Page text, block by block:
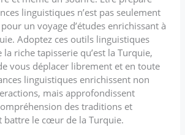
linguistiques n’est pas seulement
un voyage d’études enrichissant à
Adoptez ces outils linguistiques
la riche tapisserie qu’est la Turquie,
vous déplacer librement et en toute
linguistiques enrichissent non
mais approfondissent
des traditions et
battre le cœur de la Turquie.